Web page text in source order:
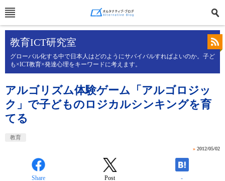
教育ICT研究室
グローバル化する中で日本人はどのようにサバイバルすればよいのか。子ど
も×ICT教育×発達心理をキーワードに考えます。
アルゴリズム体験ゲーム「アルゴロジッ
ク」で子どものロジカルシンキングを育
てる
教育
» 2012/05/02
Share Post -